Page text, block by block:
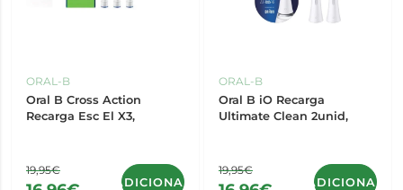
ORAL-B
Oral B Cross Action
Recarga Esc El X3,
19,95€
ADICIONAR
ORAL-B
Oral B iO Recarga
Ultimate Clean 2unid,
19,95€
ADICIONAR